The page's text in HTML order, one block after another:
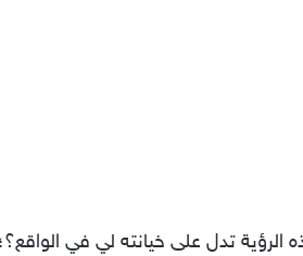
تدل على خيانته لي في